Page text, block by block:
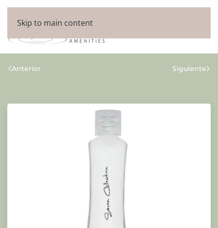
Skip to main content
Anterior Siguiente